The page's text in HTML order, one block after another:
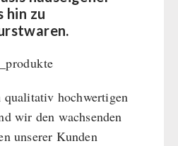
hin zu
hochwertigen
wir den wachsenden
unserer Kunden